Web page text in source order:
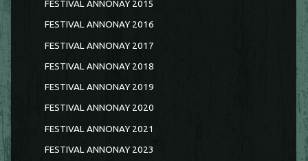
FESTIVAL ANNONAY 2015
FESTIVAL ANNONAY 2016
FESTIVAL ANNONAY 2017
FESTIVAL ANNONAY 2018
FESTIVAL ANNONAY 2019
FESTIVAL ANNONAY 2020
FESTIVAL ANNONAY 2021
FESTIVAL ANNONAY 2023